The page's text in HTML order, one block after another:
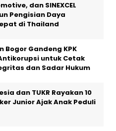
dan SINEXCEL
Pengisian Daya
di Thailand
Bogor Gandeng KPK
untuk Cetak
dan Sadar Hukum
dan TUKR Rayakan 10
Junior Ajak Anak Peduli